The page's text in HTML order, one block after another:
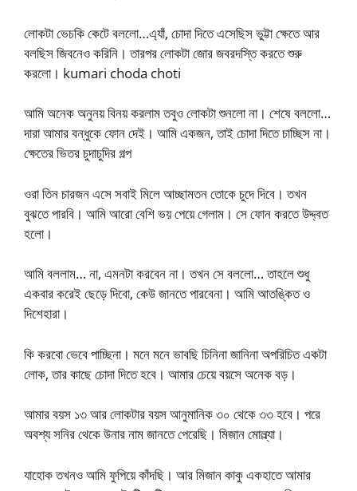
লোকটা ভেচকি কেটে বললো…এ্যাঁ, চোদা দিতে এসেছিস ভুট্টা ক্ষেতে আর
বলছিস জিবনেও করিনি। তারপর লোকটা জোর জবরদস্তি করতে শুরু
করলো। kumari choda choti
আমি অনেক অনুনয় বিনয় করলাম তবুও লোকটা শুনলো না। শেষে বললো…
দারা আমার বন্ধুকে ফোন দেই। আমি একজন, তাই চোদা দিতে চাচ্ছিস না।
ক্ষেতের ভিতর চুদাচুদির গল্প
ওরা তিন চারজন এসে সবাই মিলে আচ্ছামতন তোকে চুদে দিবে। তখন
বুঝতে পারবি। আমি আরো বেশি ভয় পেয়ে গেলাম। সে ফোন করতে উদ্দ্বত
হলো।
আমি বললাম… না, এমনটা করবেন না। তখন সে বললো… তাহলে শুধু
একবার করেই ছেড়ে দিবো, কেউ জানতে পারবেনা। আমি আতঙ্কিত ও
দিশেহারা।
কি করবো ভেবে পাচ্ছিনা। মনে মনে ভাবছি চিনিনা জানিনা অপরিচিত একটা
লোক, তার কাছে চোদা দিতে হবে। আমার চেয়ে বয়সে অনেক বড়।
আমার বয়স ১৩ আর লোকটার বয়স আনুমানিক ৩০ থেকে ৩৩ হবে। পরে
অবশ্য সনির থেকে উনার নাম জানতে পেরেছি। মিজান মোল্ল্যা।
যাহোক তখনও আমি ফুপিয়ে কাঁদছি। আর মিজান কাকু একহাতে আমার